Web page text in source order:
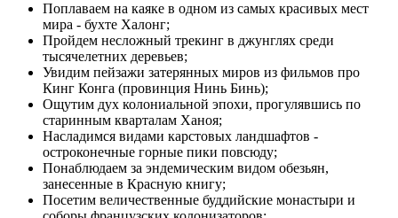
Поплаваем на каяке в одном из самых красивых мест
мира - бухте Халонг;
Пройдем несложный трекинг в джунглях среди
тысячелетних деревьев;
Увидим пейзажи затерянных миров из фильмов про
Кинг Конга (провинция Нинь Бинь);
Ощутим дух колониальной эпохи, прогулявшись по
старинным кварталам Ханоя;
Насладимся видами карстовых ландшафтов -
остроконечные горные пики повсюду;
Понаблюдаем за эндемическим видом обезьян,
занесенные в Красную книгу;
Посетим величественные буддийские монастыри и